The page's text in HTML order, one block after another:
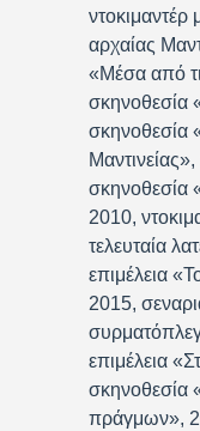
αρχαίας
«Μέσα από
σκηνοθεσία
σκηνοθεσία
σκηνοθεσία
2010,
τελευταία
επιμέλεια
2015,
επιμέλεια
σκηνοθεσία
πράγμων»,